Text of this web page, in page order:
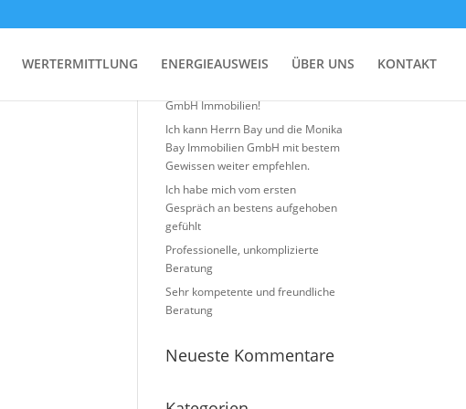
WERTERMITTLUNG ENERGIEAUSWEIS ÜBER UNS KONTAKT
Neueste Beiträge
GmbH Immobilien!
Ich kann Herrn Bay und die Monika
Bay Immobilien GmbH mit bestem
Gewissen weiter empfehlen.
Ich habe mich vom ersten
Gespräch an bestens aufgehoben
gefühlt
Professionelle, unkomplizierte
Beratung
Sehr kompetente und freundliche
Beratung
Neueste Kommentare